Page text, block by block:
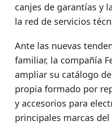
canjes de garantías y
la red de servicios
Ante las nuevas
familiar, la compañía
ampliar su catálogo
propia formado por
y accesorios para
principales marcas